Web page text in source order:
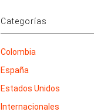
Categorías
Colombia
España
Estados Unidos
Internacionales